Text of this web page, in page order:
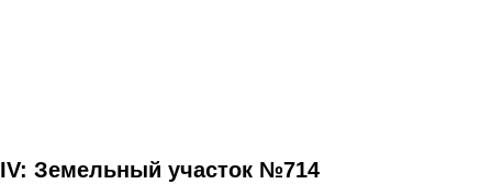
IV: Земельный участок №714